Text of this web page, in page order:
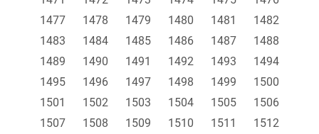
1477
1478 1479 1480 1481
1482
1483
1484 1485 1486 1487
1488
1489
1490 1491 1492 1493
1494
1495
1496 1497 1498 1499
1500
1501
1502 1503 1504 1505
1506
1507
1508 1509 1510 1511
1512